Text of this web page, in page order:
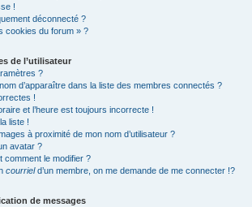
!
déconnecté ?
cookies du forum » ?
de l’utilisateur
?
d’apparaître dans la liste des membres connectés ?
!
et l’heure est toujours incorrecte !
liste !
à proximité de mon nom d’utilisateur ?
avatar ?
comment le modifier ?
courrield’un membre, on me demande de me connecter !?
de messages